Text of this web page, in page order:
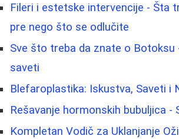
Fileri i estetske intervencije - Šta
pre nego što se odlučite
Sve što treba da znate o Botoksu
saveti
Blefaroplastika: Iskustva, Saveti i
Rešavanje hormonskih bubuljica -
Kompletan Vodič za Uklanjanje